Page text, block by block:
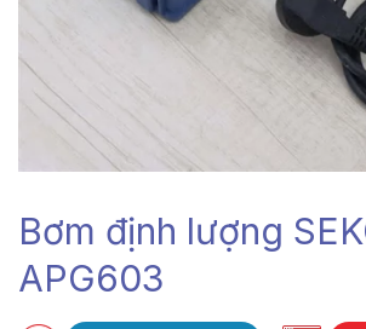
Bơm định lượng
APG603